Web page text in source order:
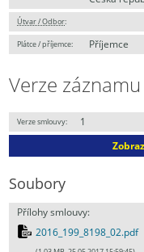
Útvar / Odbor:
Plátce / příjemce: Příjemce
Verze záznamu
Verze smlouvy: 1
Soubory
Přílohy smlouvy:
2016_199_8198_02.pdf